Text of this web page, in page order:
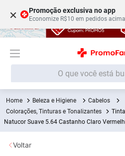
× Promoção exclusiva no app
Economize R$10 em pedidos
O que você está buscando?
Beleza e Higiene
Cabelos
Colorações, Tinturas e Tonalizantes
Natucor Suave 5.64 Castanho Claro
Voltar
Termos mais buscados
1º Fralda